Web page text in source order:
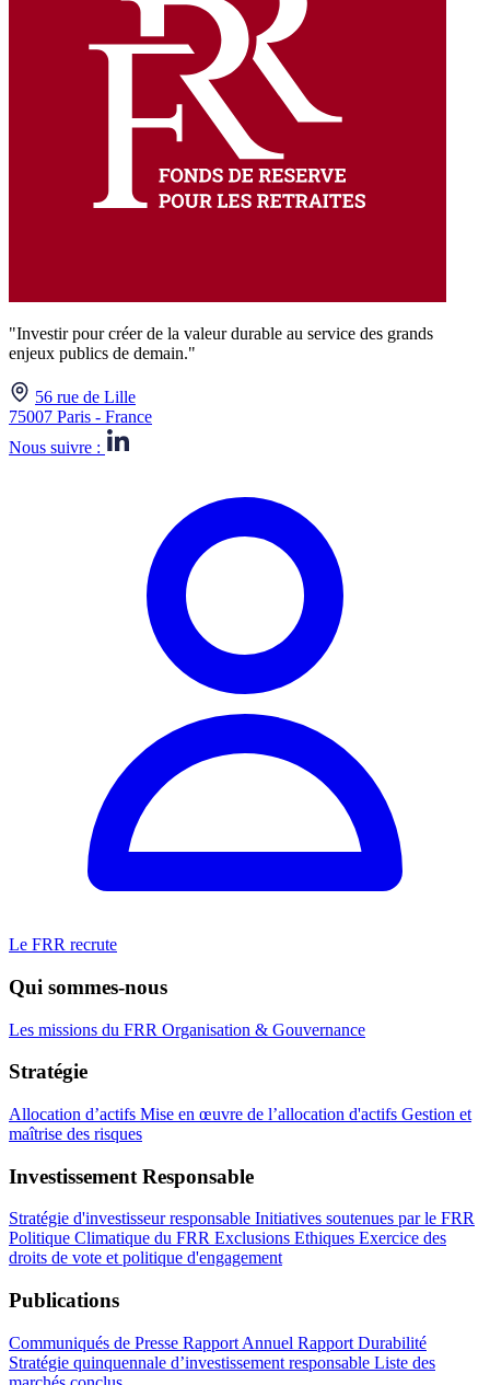
"Investir pour créer de la valeur durable au service des grands
enjeux publics de demain."
56 rue de Lille
75007 Paris - France
Nous suivre :
Le FRR recrute
Qui sommes-nous
Les missions du FRR Organisation & Gouvernance
Stratégie
Allocation d’actifs Mise en œuvre de l’allocation d'actifs Gestion et
maîtrise des risques
Investissement Responsable
Stratégie d'investisseur responsable Initiatives soutenues par le FRR
Politique Climatique du FRR Exclusions Ethiques Exercice des
droits de vote et politique d'engagement
Publications
Communiqués de Presse Rapport Annuel Rapport Durabilité
Stratégie quinquennale d’investissement responsable Liste des